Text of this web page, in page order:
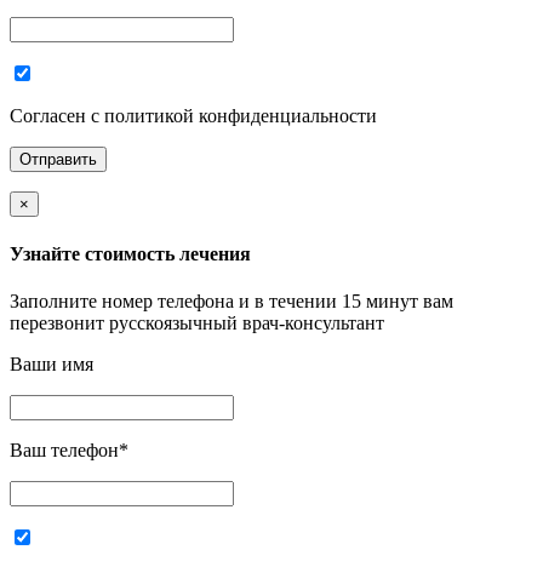
Согласен с политикой конфиденциальности
×
Узнайте стоимость лечения
Заполните номер телефона и в течении 15 минут вам
перезвонит русскоязычный врач-консультант
Ваши имя
Ваш телефон*